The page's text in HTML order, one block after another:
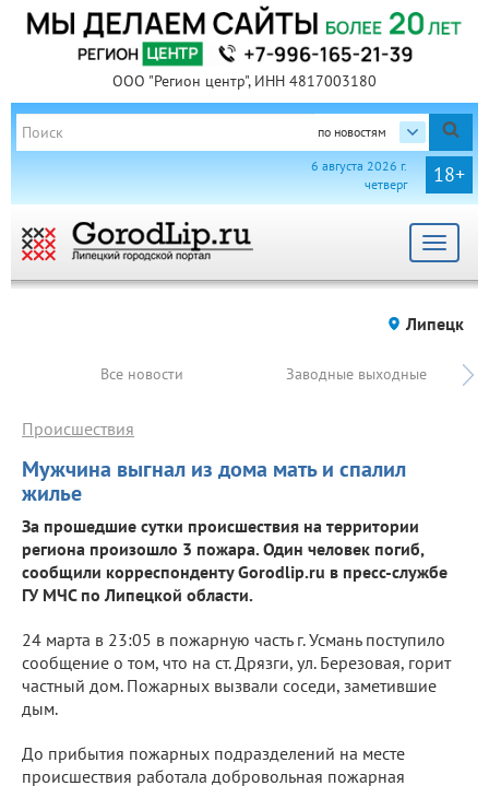
ООО "Регион центр", ИНН 4817003180
по новостям
18+
6 августа 2026 г.
четверг
Toggle
Липецк
Все новости Заводные выходные
Мужчина выгнал из дома мать и спалил
жилье
Происшествия
За прошедшие сутки происшествия на территории
региона произошло 3 пожара. Один человек погиб,
сообщили корреспонденту Gorodlip.ru в пресс-службе
ГУ МЧС по Липецкой области.
24 марта в 23:05 в пожарную часть г. Усмань поступило
сообщение о том, что на ст. Дрязги, ул. Березовая, горит
частный дом. Пожарных вызвали соседи, заметившие
дым.
До прибытия пожарных подразделений на месте
происшествия работала добровольная пожарная